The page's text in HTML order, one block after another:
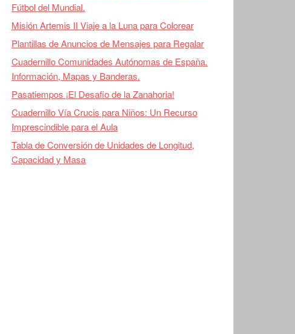
Fútbol del Mundial.
Misión Artemis II Viaje a la Luna para Colorear
Plantillas de Anuncios de Mensajes para Regalar
Cuadernillo Comunidades Autónomas de España.
Información, Mapas y Banderas.
Pasatiempos ¡El Desafio de la Zanahoria!
Cuadernillo Vía Crucis para Niños: Un Recurso
Imprescindible para el Aula
Tabla de Conversión de Unidades de Longitud,
Capacidad y Masa